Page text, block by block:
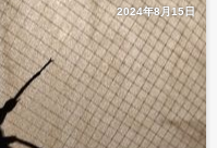
2024年8月15日